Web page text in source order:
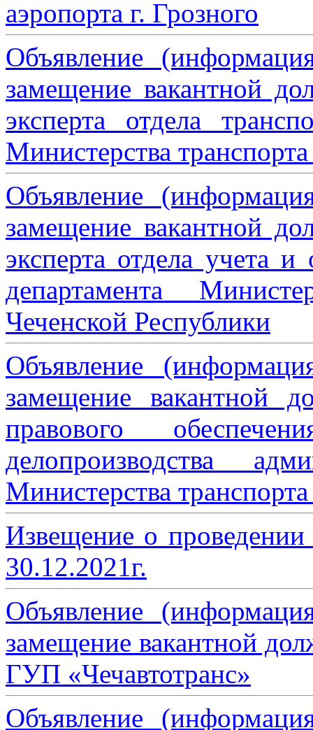
аэропорта г. Грозного
Объявление
замещение вакантной
эксперта отдела
Министерства
Объявление
замещение вакантной
эксперта отдела учета и
департамента
Чеченской Республики
Объявление
замещение вакантной
правового
делопроизводства
Министерства
Извещение о
30.12.2021г.
Объявление
замещение вакантной
ГУП «Чечавтотранс»
Объявление